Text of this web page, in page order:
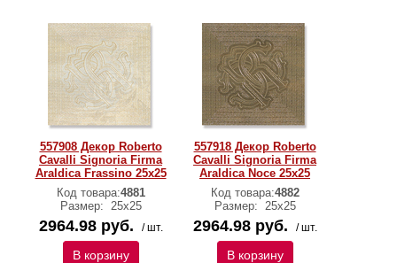
557908 Декор Roberto
Cavalli Signoria Firma
Araldica Frassino 25x25
Код товара:4881
Размер: 25x25
2964.98 руб. / шт.
В корзину
557918 Декор Roberto
Cavalli Signoria Firma
Araldica Noce 25x25
Код товара:4882
Размер: 25x25
2964.98 руб. / шт.
В корзину